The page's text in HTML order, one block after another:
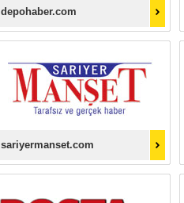
depohaber.com
sariyermanset.com